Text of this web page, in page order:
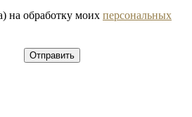
на обработку моих персональных